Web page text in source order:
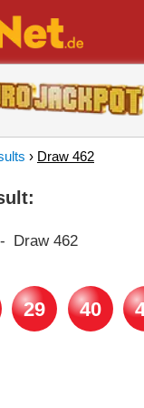
› Draw 462
- Draw 462
29 40